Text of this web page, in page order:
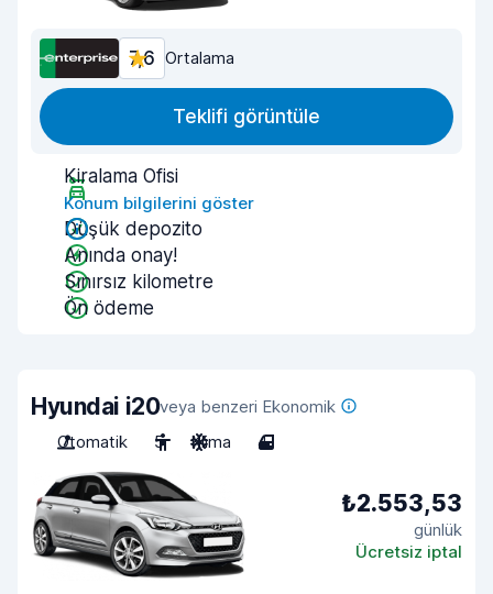
7,6 Ortalama
Teklifi görüntüle
Kiralama Ofisi
Konum bilgilerini göster
Düşük depozito
Anında onay!
Sınırsız kilometre
Ön ödeme
Hyundai i20veya benzeri Ekonomik
Otomatik
5 Klima 4
₺2.553,53
günlük
Ücretsiz iptal